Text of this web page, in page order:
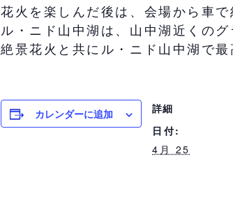
花火を楽しんだ後は、会場から車
ル・ニド山中湖は、山中湖近くの
絶景花火と共にル・ニド山中湖で
カレンダーに追加
詳細
日付:
4月 25